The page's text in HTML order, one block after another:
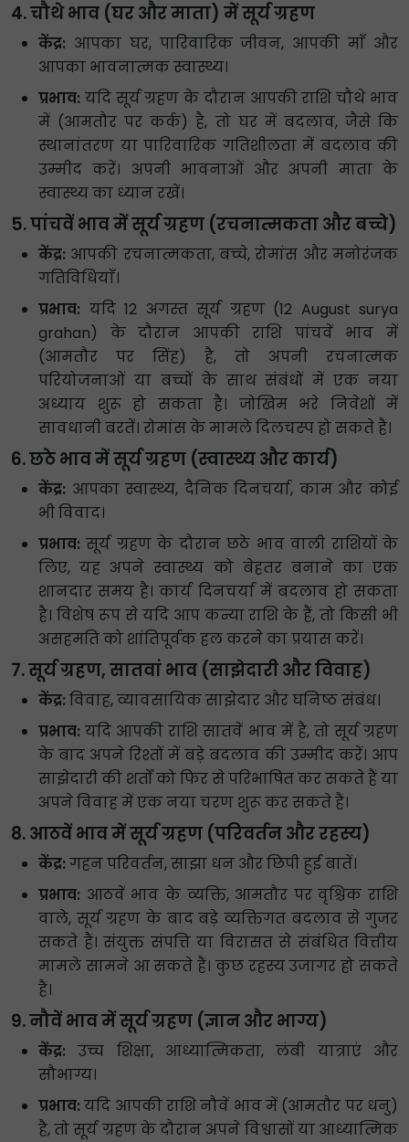
4. चौथे भाव (घर और माता) में सूर्य ग्रहण
केंद्र: आपका घर, पारिवारिक जीवन, आपकी माँ और
आपका भावनात्मक स्वास्थ्य।
प्रभाव: यदि सूर्य ग्रहण के दौरान आपकी राशि चौथे भाव
में (आमतौर पर कर्क) है, तो घर में बदलाव, जैसे कि
स्थानांतरण या पारिवारिक गतिशीलता में बदलाव की
उम्मीद करें। अपनी भावनाओं और अपनी माता के
स्वास्थ्य का ध्यान रखें।
5. पांचवें भाव में सूर्य ग्रहण (रचनात्मकता और बच्चे)
केंद्र: आपकी रचनात्मकता, बच्चे, रोमांस और मनोरंजक
गतिविधियाँ।
प्रभाव: यदि 12 अगस्त सूर्य ग्रहण (12 August surya
grahan) के दौरान आपकी राशि पांचवें भाव में
(आमतौर पर सिंह) है, तो अपनी रचनात्मक
परियोजनाओं या बच्चों के साथ संबंधों में एक नया
अध्याय शुरू हो सकता है। जोखिम भरे निवेशों में
सावधानी बरतें। रोमांस के मामले दिलचस्प हो सकते हैं।
6. छठे भाव में सूर्य ग्रहण (स्वास्थ्य और कार्य)
केंद्र: आपका स्वास्थ्य, दैनिक दिनचर्या, काम और कोई
भी विवाद।
प्रभाव: सूर्य ग्रहण के दौरान छठे भाव वाली राशियों के
लिए, यह अपने स्वास्थ्य को बेहतर बनाने का एक
शानदार समय है। कार्य दिनचर्या में बदलाव हो सकता
है। विशेष रूप से यदि आप कन्या राशि के हैं, तो किसी भी
असहमति को शांतिपूर्वक हल करने का प्रयास करें।
7. सूर्य ग्रहण, सातवां भाव (साझेदारी और विवाह)
केंद्र: विवाह, व्यावसायिक साझेदार और घनिष्ठ संबंध।
प्रभाव: यदि आपकी राशि सातवें भाव में है, तो सूर्य ग्रहण
के बाद अपने रिश्तों में बड़े बदलाव की उम्मीद करें। आप
साझेदारी की शर्तों को फिर से परिभाषित कर सकते हैं या
अपने विवाह में एक नया चरण शुरू कर सकते हैं।
8. आठवें भाव में सूर्य ग्रहण (परिवर्तन और रहस्य)
केंद्र: गहन परिवर्तन, साझा धन और छिपी हुई बातें।
प्रभाव: आठवें भाव के व्यक्ति, आमतौर पर वृश्चिक राशि
वाले, सूर्य ग्रहण के बाद बड़े व्यक्तिगत बदलाव से गुजर
सकते हैं। संयुक्त संपत्ति या विरासत से संबंधित वित्तीय
मामले सामने आ सकते हैं। कुछ रहस्य उजागर हो सकते
हैं।
9. नौवें भाव में सूर्य ग्रहण (ज्ञान और भाग्य)
केंद्र: उच्च शिक्षा, आध्यात्मिकता, लंबी यात्राएं और
सौभाग्य।
प्रभाव: यदि आपकी राशि नौवें भाव में (आमतौर पर धनु)
है, तो सूर्य ग्रहण के दौरान अपने विश्वासों या आध्यात्मिक